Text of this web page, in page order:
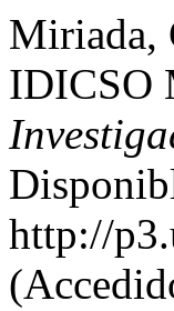
Miriada,
IDICSO
http://